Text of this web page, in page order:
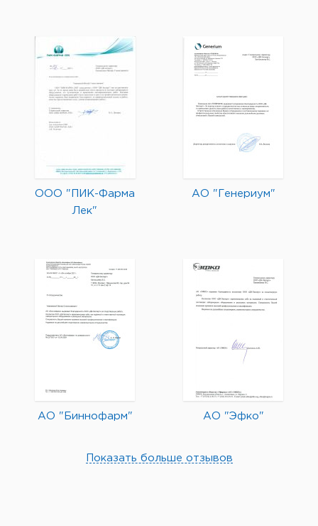
ООО "ПИК-Фарма
Лек"
АО "Генериум"
АО "Биннофарм" АО "Эфко"
Показать больше отзывов